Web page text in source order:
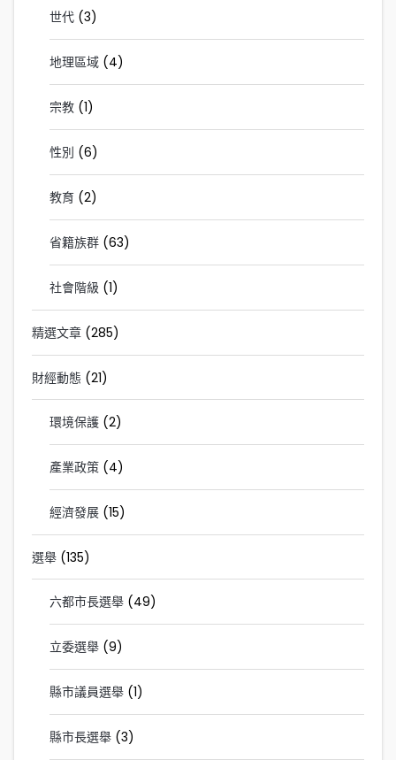
世代 (3)
地理區域 (4)
宗教 (1)
性別 (6)
教育 (2)
省籍族群 (63)
社會階級 (1)
精選文章 (285)
財經動態 (21)
環境保護 (2)
產業政策 (4)
經濟發展 (15)
選舉 (135)
六都市長選舉 (49)
立委選舉 (9)
縣市議員選舉 (1)
縣市長選舉 (3)